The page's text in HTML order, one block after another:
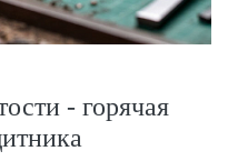
- горячая